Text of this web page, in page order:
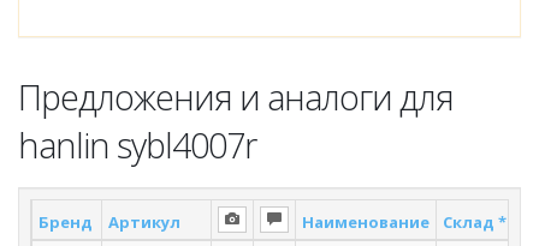
Предложения и аналоги для
hanlin sybl4007r
Бренд Артикул Наименование Склад *